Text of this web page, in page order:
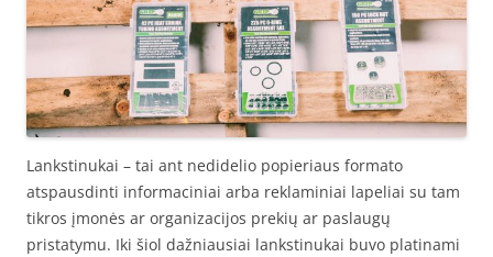
Lankstinukai – tai ant nedidelio popieriaus formato
atspausdinti informaciniai arba reklaminiai lapeliai su tam
tikros įmonės ar organizacijos prekių ar paslaugų
pristatymu. Iki šiol dažniausiai lankstinukai buvo platinami